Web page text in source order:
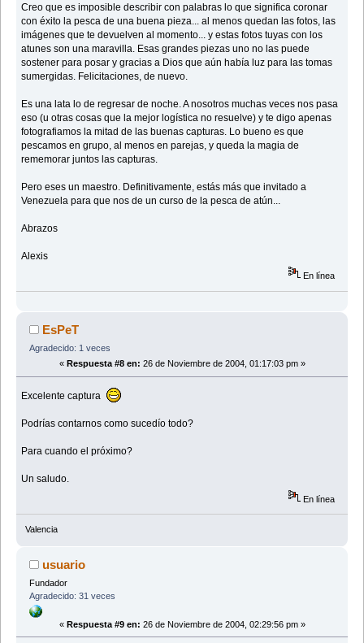
Creo que es imposible describir con palabras lo que significa coronar
con éxito la pesca de una buena pieza... al menos quedan las fotos, las
imágenes que te devuelven al momento... y estas fotos tuyas con los
atunes son una maravilla. Esas grandes piezas uno no las puede
sostener para posar y gracias a Dios que aún había luz para las tomas
sumergidas. Felicitaciones, de nuevo.
Es una lata lo de regresar de noche. A nosotros muchas veces nos pasa
eso (u otras cosas que la mejor logística no resuelve) y te digo apenas
fotografiamos la mitad de las buenas capturas. Lo bueno es que
pescamos en grupo, al menos en parejas, y queda la magia de
rememorar juntos las capturas.
Pero eses un maestro. Definitivamente, estás más que invitado a
Venezuela para que nos de un curso de la pesca de atún...
Abrazos
Alexis
En línea
EsPeT
Agradecido: 1 veces
« Respuesta #8 en: 26 de Noviembre de 2004, 01:17:03 pm »
Excelente captura
Podrías contarnos como sucedío todo?
Para cuando el próximo?
Un saludo.
En línea
Valencia
usuario
Fundador
Agradecido: 31 veces
« Respuesta #9 en: 26 de Noviembre de 2004, 02:29:56 pm »